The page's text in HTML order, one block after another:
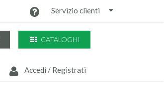
Servizio clienti
CATALOGHI
Accedi / Registrati